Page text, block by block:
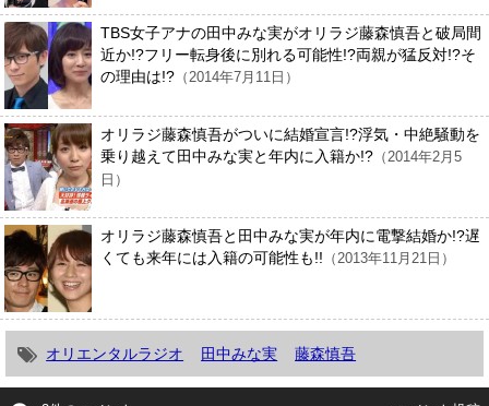
TBS女子アナの田中みな実がオリラジ藤森慎吾と破局間
近か!?フリー転身後に別れる可能性!?両親が猛反対!?そ
の理由は!? （2014年7月11日）
オリラジ藤森慎吾がついに結婚宣言!?浮気・中絶騒動を
乗り越えて田中みな実と年内に入籍か!? （2014年2月5
日）
オリラジ藤森慎吾と田中みな実が年内に電撃結婚か!?遅
くても来年には入籍の可能性も!! （2013年11月21日）
オリエンタルラジオ 田中みな実 藤森慎吾